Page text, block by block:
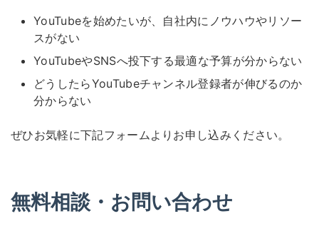
YouTubeを始めたいが、自社内にノウハウやリソー
スがない
YouTubeやSNSへ投下する最適な予算が分からない
どうしたらYouTubeチャンネル登録者が伸びるのか
分からない
ぜひお気軽に下記フォームよりお申し込みください。